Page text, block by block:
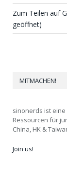
Zum Teilen auf
geöffnet)
MITMACHEN!
sinonerds ist
Ressourcen für
China, HK &
Join us!